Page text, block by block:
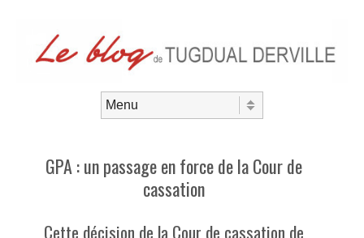
GPA : un passage en force de la Cour de
cassation
Cette décision de la Cour de cassation de